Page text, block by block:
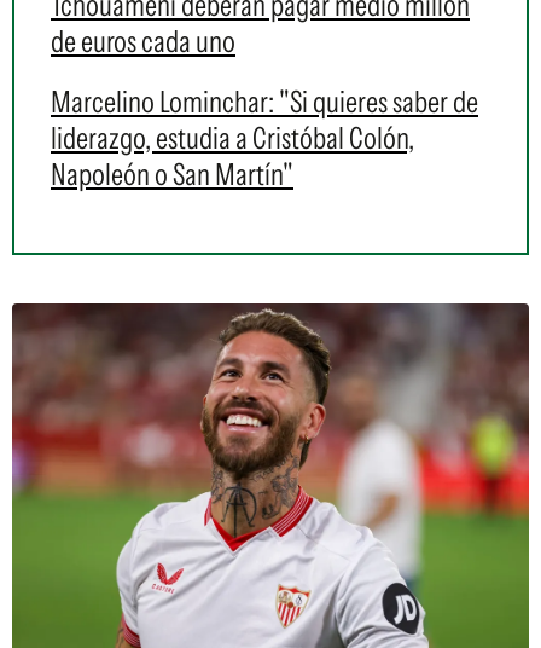
de euros cada uno
Marcelino Lominchar: "Si quieres saber de
liderazgo, estudia a Cristóbal Colón,
Napoleón o San Martín"